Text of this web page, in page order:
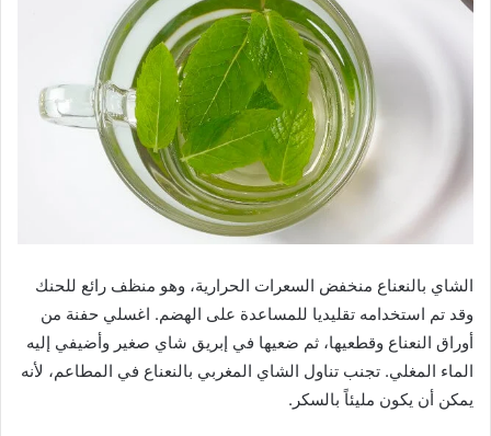
الشاي بالنعناع منخفض السعرات الحرارية، وهو منظف رائع للحنك
وقد تم استخدامه تقليديا للمساعدة على الهضم. اغسلي حفنة من
أوراق النعناع وقطعيها، ثم ضعيها في إبريق شاي صغير وأضيفي إليه
الماء المغلي. تجنب تناول الشاي المغربي بالنعناع في المطاعم، لأنه
يمكن أن يكون مليئاً بالسكر.